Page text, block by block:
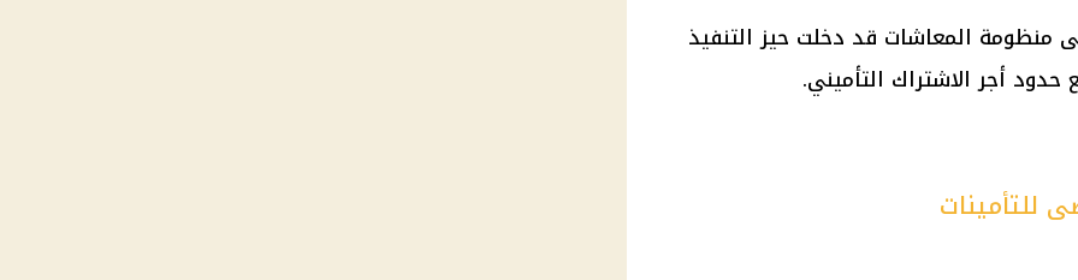
منظومة المعاشات قد دخلت حيز التنفيذ
حدود أجر الاشتراك التأميني.
للتأمينات